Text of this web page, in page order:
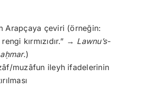
Arapçaya çeviri (örneğin:
rengi kırmızıdır.” → Lawnu’s-
ḥmar.)
muzâfun ileyh ifadelerinin